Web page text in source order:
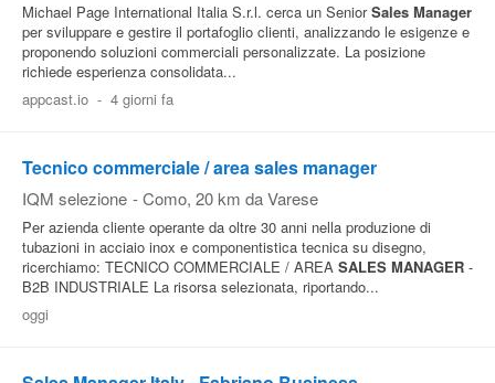
Michael Page International Italia S.r.l. cerca un SeniorSales Manager
per sviluppare e gestire il portafoglio clienti, analizzando le esigenze e
proponendo soluzioni commerciali personalizzate. La posizione
richiede esperienza consolidata...
appcast.io - 4 giorni fa
Tecnico commerciale / area sales manager
IQM selezione - Como, 20 km da Varese
Per azienda cliente operante da oltre 30 anni nella produzione di
tubazioni in acciaio inox e componentistica tecnica su disegno,
ricerchiamo: TECNICO COMMERCIALE / AREA SALES MANAGER -
B2B INDUSTRIALE La risorsa selezionata, riportando...
oggi